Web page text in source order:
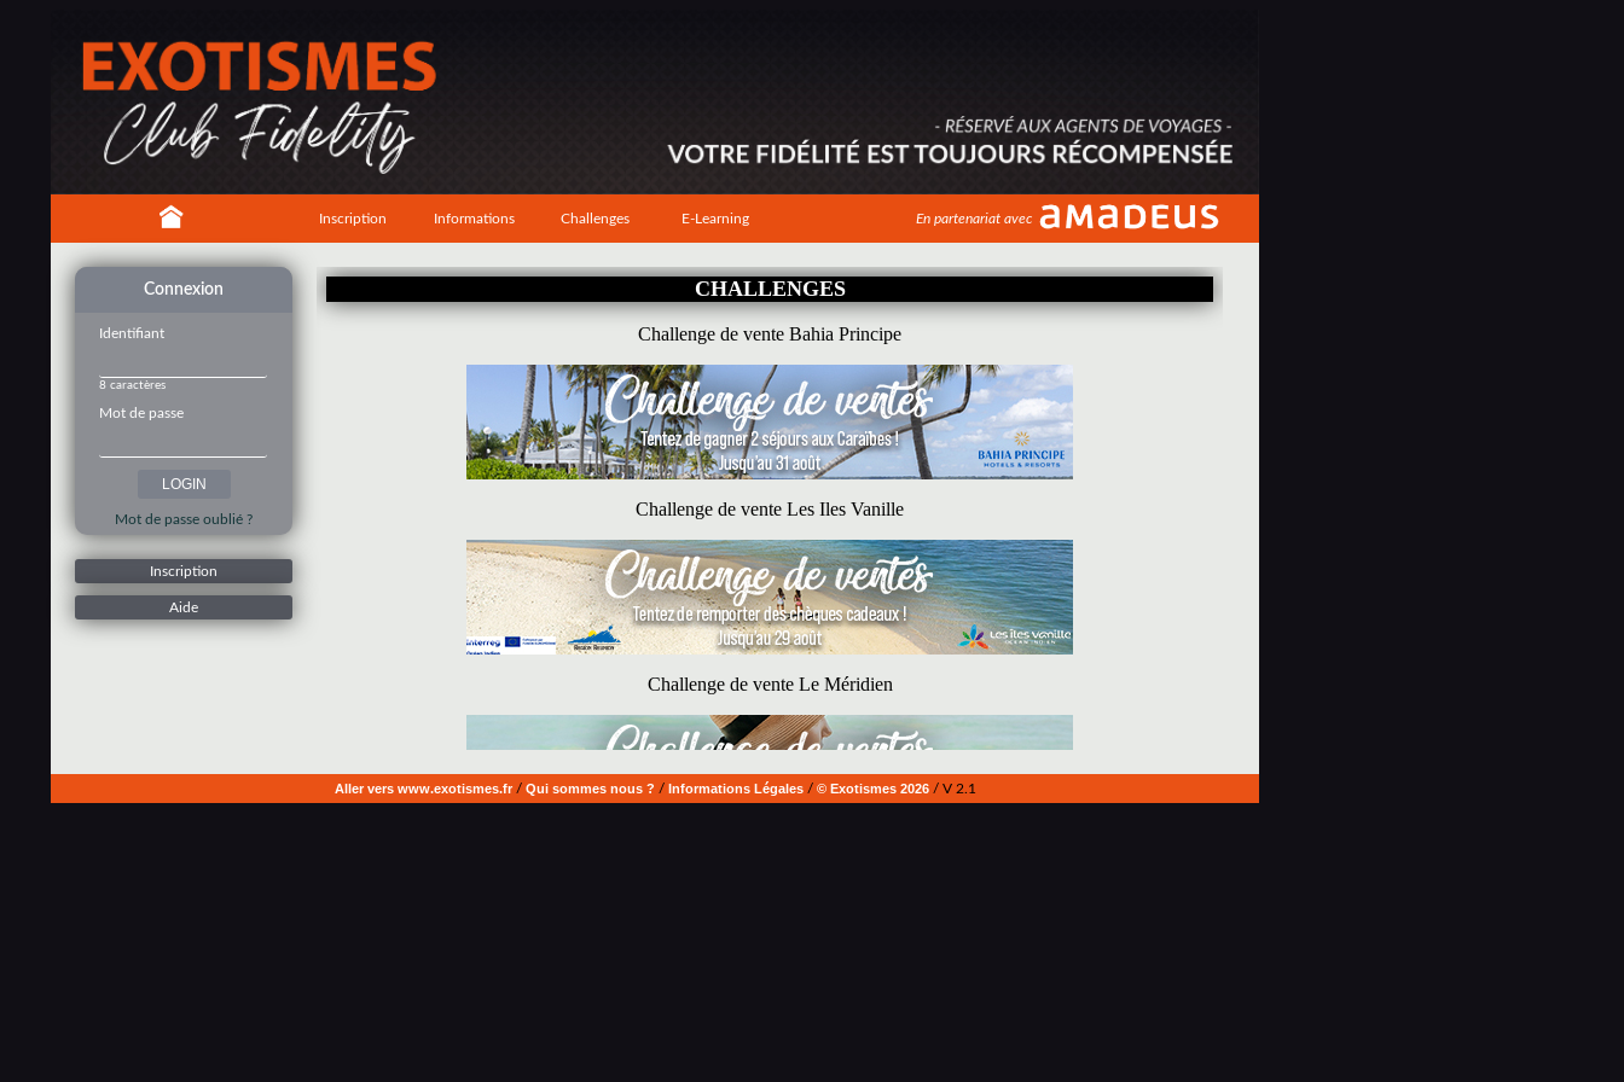
Inscription Informations Challenges E-Learning En partenariat avec
Connexion
Identifiant
8 caractères
Mot de passe
Mot de passe oublié ?
Inscription
Aide
Aller vers www.exotismes.fr/ Qui sommes nous ? / Informations Légales/ © Exotismes 2026/ V 2.1